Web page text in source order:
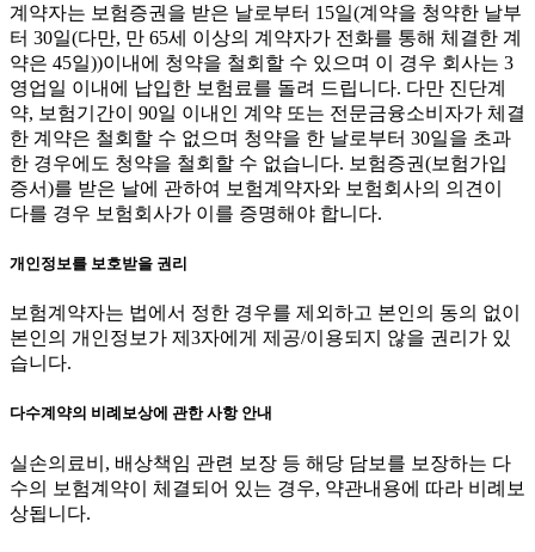
계약자는 보험증권을 받은 날로부터 15일(계약을 청약한 날부
터 30일(다만, 만 65세 이상의 계약자가 전화를 통해 체결한 계
약은 45일))이내에 청약을 철회할 수 있으며 이 경우 회사는 3
영업일 이내에 납입한 보험료를 돌려 드립니다. 다만 진단계
약, 보험기간이 90일 이내인 계약 또는 전문금융소비자가 체결
한 계약은 철회할 수 없으며 청약을 한 날로부터 30일을 초과
한 경우에도 청약을 철회할 수 없습니다. 보험증권(보험가입
증서)를 받은 날에 관하여 보험계약자와 보험회사의 의견이
다를 경우 보험회사가 이를 증명해야 합니다.
개인정보를 보호받을 권리
보험계약자는 법에서 정한 경우를 제외하고 본인의 동의 없이
본인의 개인정보가 제3자에게 제공/이용되지 않을 권리가 있
습니다.
다수계약의 비례보상에 관한 사항 안내
실손의료비, 배상책임 관련 보장 등 해당 담보를 보장하는 다
수의 보험계약이 체결되어 있는 경우, 약관내용에 따라 비례보
상됩니다.